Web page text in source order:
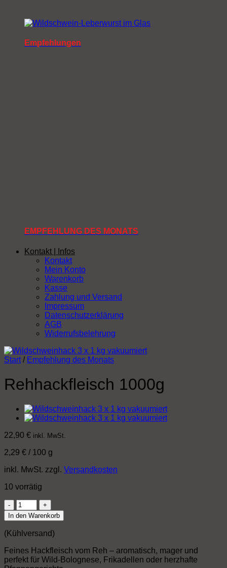
Empfehlungen
EMPFEHLUNG DES MONATS
Kontakt | Infos
Kontakt
Mein Konto
Warenkorb
Kasse
Zahlung und Versand
Impressum
Datenschutzerklärung
AGB
Widerrufsbelehrung
Start / Empfehlung des Monats
Rehhackfleisch 1000g
22,90 € inkl. MwSt.
2,29 € / 100 g
inkl. MwSt. zzgl. Versandkosten
10 vorrätig
Rehhackfleisch
1000g
Menge
In den Warenkorb
(Kühlversand)
Feines Hackfleisch vom Reh – aromatisch, mager und
perfekt für Wild-Bolognese, Frikadellen oder herzhafte